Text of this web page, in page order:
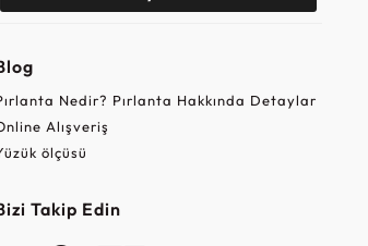
Nedir? Pırlanta Hakkında Detaylar
Alışveriş
ölçüsü
Takip Edin